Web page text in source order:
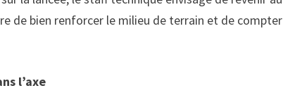
de bien renforcer le milieu de terrain et de compter
l’axe